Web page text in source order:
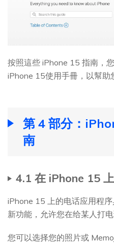
按照這些 iPhone 15 指南，
iPhone 15使用手冊，以幫助
第 4 部分：
南
4.1 在 iPhone 15
iPhone 15 上的电话应用程
新功能，允许您在给某人打
您可以选择您的照片或